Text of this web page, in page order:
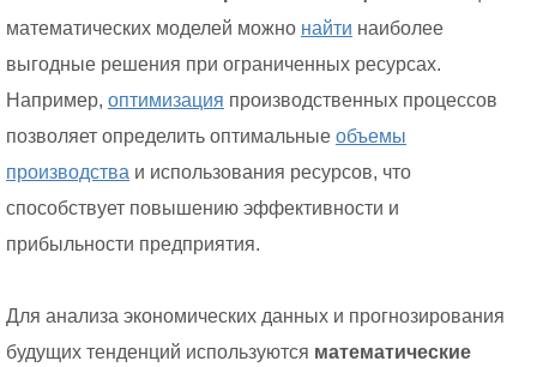
математических моделей можно найти наиболее
выгодные решения при ограниченных ресурсах.
Например, оптимизация производственных процессов
позволяет определить оптимальные объемы
производства и использования ресурсов, что
способствует повышению эффективности и
прибыльности предприятия.
Для анализа экономических данных и прогнозирования
будущих тенденций используются математические